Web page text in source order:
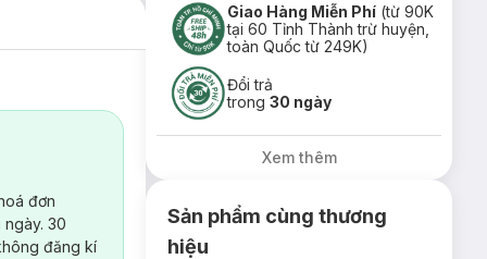
đơn
30
đăng kí
Giao Hàng Miễn Phí (từ 90K
tại 60 Tỉnh Thành trừ huyện,
toàn Quốc từ 249K)
Đổi trả
trong30 ngày
Xem thêm
Sản phẩm cùng thương
hiệu